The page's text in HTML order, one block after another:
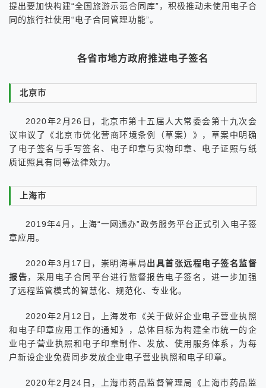
提出要加快构建“全国旅游示范合同库”，积极推动未使用电子合
同的旅行社使用“电子合同管理功能”。
各省市地方政府推进电子签名
北京市
2020年2月26日，北京市第十五届人大常委会第十九次会
议审议了《北京市优化营商环境条例（草案）》，草案中明确
了电子签名与手写签名、电子印章与实物印章、电子证照与纸
质证照具有同等法律效力。
上海市
2019年4月，上海“一网通办”政务服务平台正式引入电子签
章应用。
2020年3月17日，崇明海事局出具首张远程电子签名监督
报告，采用电子合同平台进行监督报告电子签名，进一步加强
了远程监管模式的智慧化、规范化、专业化。
2020年2月12日，上海发布《关于做好企业电子营业执照
和电子印章应用工作的通知》，总体目标为构建全市统一的企
业电子营业执照和电子印章制作、发放、使用服务体系，为每
户新设企业免费同步发放企业电子营业执照和电子印章。
2020年2月24日，上海市药品监督管理局《上海市药品监